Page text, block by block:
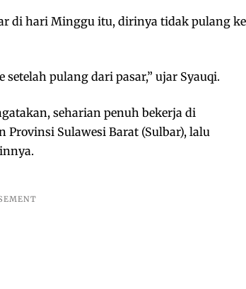
di hari Minggu itu, dirinya tidak pulang ke
pulang dari pasar,” ujar Syauqi.
seharian penuh bekerja di
Sulawesi Barat (Sulbar), lalu